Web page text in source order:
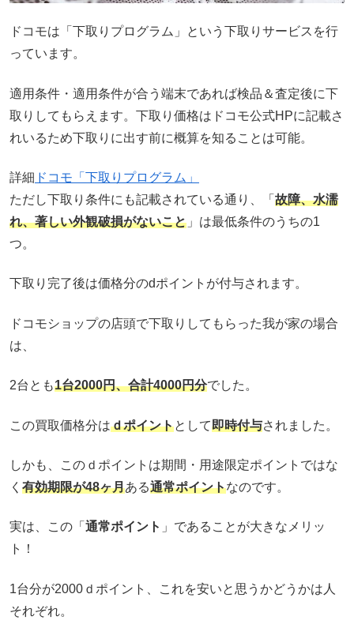
ドコモは「下取りプログラム」という下取りサービスを行
っています。
適用条件・適用条件が合う端末であれば検品＆査定後に下
取りしてもらえます。下取り価格はドコモ公式HPに記載さ
れいるため下取りに出す前に概算を知ることは可能。
詳細 ドコモ「下取りプログラム」
ただし下取り条件にも記載されている通り、「 故障、水濡
れ、著しい外観破損がないこと 」は最低条件のうちの1
つ。
下取り完了後は価格分のdポイントが付与されます。
ドコモショップの店頭で下取りしてもらった我が家の場合
は、
2台とも1台2000円、合計4000円分でした。
この買取価格分はｄポイントとして即時付与されました。
しかも、このｄポイントは期間・用途限定ポイントではな
く 有効期限が48ヶ月ある通常ポイントなのです。
実は、この「 通常ポイント 」であることが大きなメリッ
ト！
1台分が2000ｄポイント、これを安いと思うかどうかは人
それぞれ。